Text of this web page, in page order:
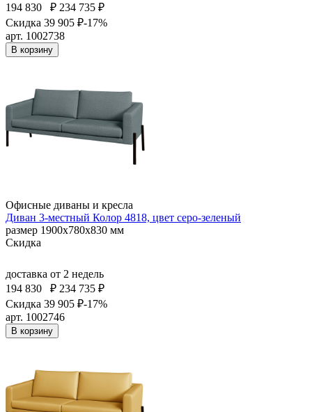
194 830
₽ 234 735 ₽
Скидка 39 905 ₽-17%
арт. 1002738
В корзину
Офисные диваны и кресла
Диван 3-местный Колор 4818, цвет серо-зеленый
размер 1900х780х830 мм
Скидка
доставка от 2 недель
194 830
₽ 234 735 ₽
Скидка 39 905 ₽-17%
арт. 1002746
В корзину